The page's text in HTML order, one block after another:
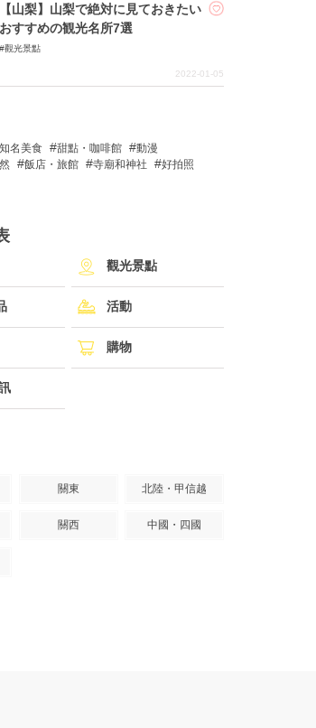
【山梨】山梨で絶対に見ておきたい
おすすめの観光名所7選
觀光景點
2022-01-05
名美食 甜點・咖啡館
動漫
飯店・旅館 寺廟和神社
好拍照
觀光景點
活動
購物
關東 北陸・甲信越
關西 中國・四國